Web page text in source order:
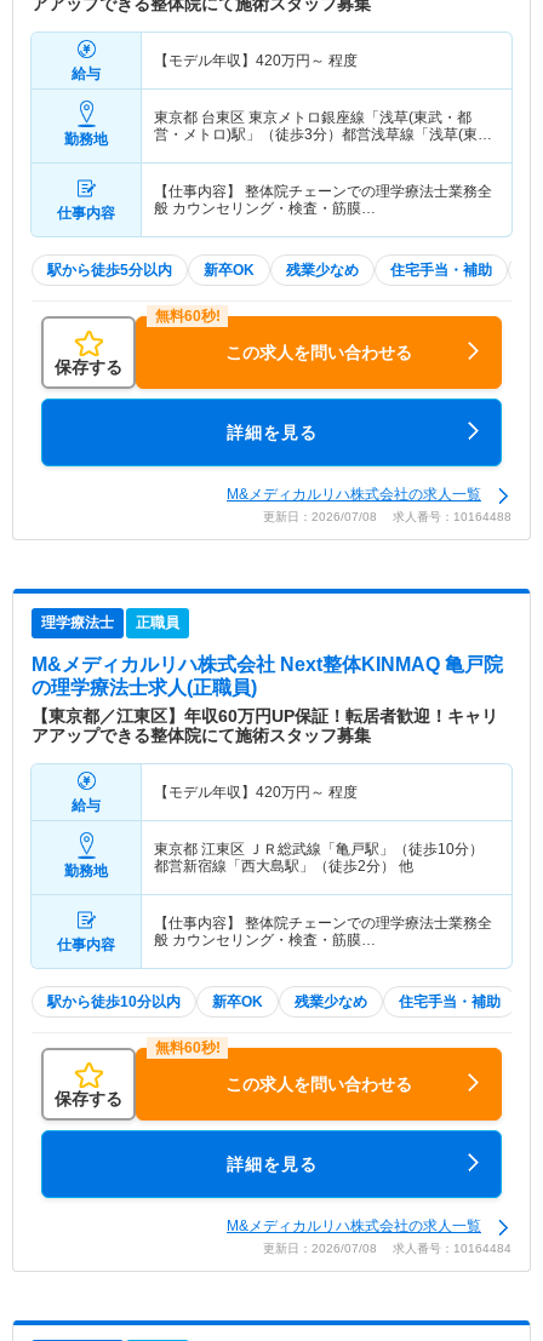
給与
【モデル年収】 420万円～ 程度
勤務地
東京都 台東区 東京メトロ銀座線「浅草(東武・都
営・メトロ)駅」（徒歩3分）都営浅草線「浅草(東
仕事内容
【仕事内容】 整体院チェーンでの理学療法士業務全
般 カウンセリング・検査・筋膜…
駅から徒歩5分以内 新卒OK 残業少なめ 住宅手当・補助
保存する
この求人を問い合わせる
詳細を見る
M&メディカルリハ株式会社の求人一覧
更新日：2026/07/08 求人番号：10164488
理学療法士 正職員
M&メディカルリハ株式会社 Next整体KINMAQ 亀戸院
の理学療法士求人(正職員)
【東京都／江東区】年収60万円UP保証！転居者歓迎！キャリ
アアップできる整体院にて施術スタッフ募集
給与
【モデル年収】 420万円～ 程度
勤務地
東京都 江東区
ＪＲ総武線「亀戸駅」（徒歩10分）
都営新宿線「西大島駅」（徒歩2分） 他
仕事内容
【仕事内容】 整体院チェーンでの理学療法士業務全
般 カウンセリング・検査・筋膜…
駅から徒歩10分以内 新卒OK 残業少なめ 住宅手当・補助
保存する
この求人を問い合わせる
詳細を見る
M&メディカルリハ株式会社の求人一覧
更新日：2026/07/08 求人番号：10164484